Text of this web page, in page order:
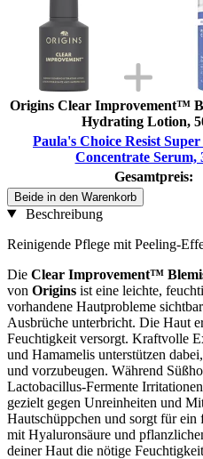
Origins Clear Improvement™
Hydrating Lotion,
Paula's Choice Resist
Concentrate Serum,
Gesamtpreis:
Beide in den Warenkorb
Beschreibung
Reinigende Pflege mit Peeling-
Die Clear Improvement™
von Origins ist eine leichte,
vorhandene Hautprobleme
Ausbrüche unterbricht. Die Haut
Feuchtigkeit versorgt. Kraftvolle
und Hamamelis unterstützen
und vorzubeugen. Während
Lactobacillus-Fermente
gezielt gegen Unreinheiten und
Hautschüppchen und sorgt für
mit Hyaluronsäure und
deiner Haut die nötige